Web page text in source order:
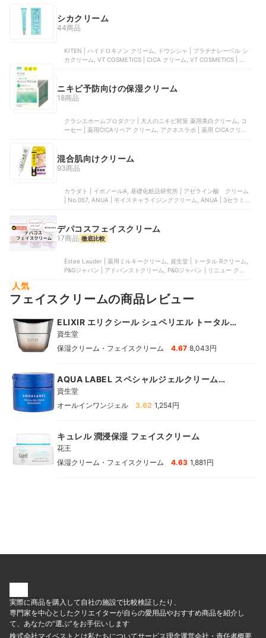
シカクリーム
44商品
KITEN | ハイドロキノン クリーム, ドウシシャ | プラチナレーベル シ
カクリーム, VT COSMETICS | CICA クリーム, VT COSMETICS | シカ
ニキビ予防向けの保湿クリーム
18商品
クラシエホームプロダクツ | 大人のニキビ対策 薬用美白クリーム, コ
ーセー | 薬用CICAリペア クリーム, アクネスラボ | 薬用 CICAクリー
混合肌向けクリーム
93商品
カラダト | イボノールA, 基礎化粧品研究所 | アゼライン酸 クリーム
| No.057, ANUA | モイスチャライジングクリーム, ANUA | 3セラミド
デパコスフェイスクリーム
17商品 徹底比較
Estee Lauder | 薬用ミルキークリーム, 資生堂 | トータル Rクリーム,
P&Gジャパン | アドバンストクリーム, P&Gジャパン | リニュー クリー
人気
フェイスクリームの商品レビュー
ELIXIR エリクシール シュペリエル トータルＶ
ファーミングクリーム
資生堂
保湿クリーム・フェイスクリーム
4.67 8,043円
AQUA LABEL スペシャルジェルクリーム
EX（ブライトニング）
資生堂
オールインワンジェル
3.62 1,254円
キュレル 潤浸保湿 フェイスクリーム
花王
保湿クリーム・フェイスクリーム
4.63 1,881円
実際に商品を購入して自社の施設で比較検証したり、
専門家を中心としたクリエイターが自らの愛用品やおすすめ商品を紹介し
て、あなたの“選ぶ”をお手伝いします
株式会社マイベストとは私たちについてサービス理念運営会社・責任者概要